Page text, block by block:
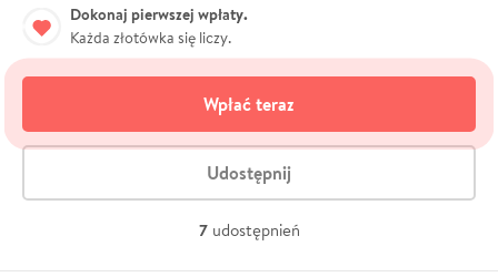
Dokonaj pierwszej wpłaty.
Każda złotówka się liczy.
Wpłać teraz
Udostępnij
7 udostępnień